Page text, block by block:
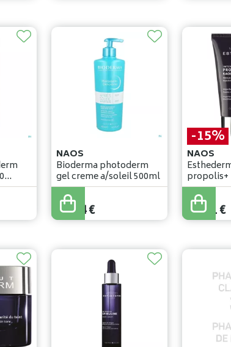
NAOS
Bioderma photoderm
gel creme a/soleil 500ml
27,44€
-15%
NAOS
propolis+
75ml
41,90
35,61€